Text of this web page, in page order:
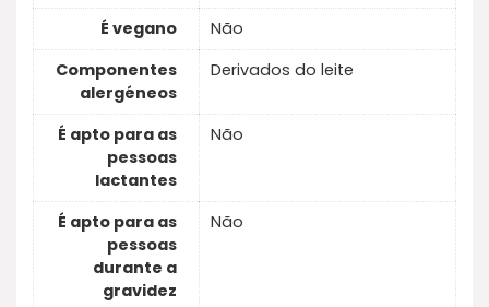
É vegano
Não
Componentes
alergéneos
Derivados do leite
É apto para as
pessoas
lactantes
Não
É apto para as
pessoas
durante a
gravidez
Não